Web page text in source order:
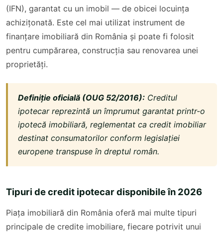
(IFN), garantat cu un imobil — de obicei locuința
achizițonată. Este cel mai utilizat instrument de
finanțare imobiliară din România și poate fi folosit
pentru cumpărarea, construcția sau renovarea unei
proprietăți.
Definiție oficială (OUG 52/2016): Creditul
ipotecar reprezintă un împrumut garantat printr-o
ipotecă imobiliară, reglementat ca credit imobiliar
destinat consumatorilor conform legislației
europene transpuse în dreptul român.
Tipuri de credit ipotecar disponibile în 2026
Piața imobiliară din România oferă mai multe tipuri
principale de credite imobiliare, fiecare potrivit unui